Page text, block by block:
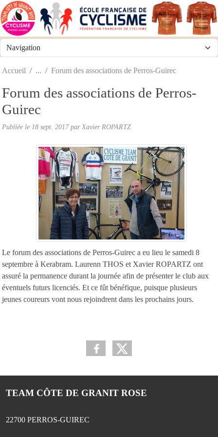
Accueil Forum des associations de Perros-Guirec
Forum des associations de Perros-
Guirec
Publiée le 18 sept. 2017par Xavier ROPARTZ
Le forum des associations de Perros-Guirec a eu lieu le samedi 8
septembre à Kerabram. Laurenn THOS et Xavier ROPARTZ ont
assuré la permanence durant la journée afin de présenter le club aux
éventuels futurs licenciés. Et ce fût bénéfique, puisque plusieurs
jeunes coureurs vont nous rejoindrent dans les prochains jours.
TEAM CÔTE DE GRANIT ROSE
22700 PERROS-GUIREC
Panneau de gestion des cookies